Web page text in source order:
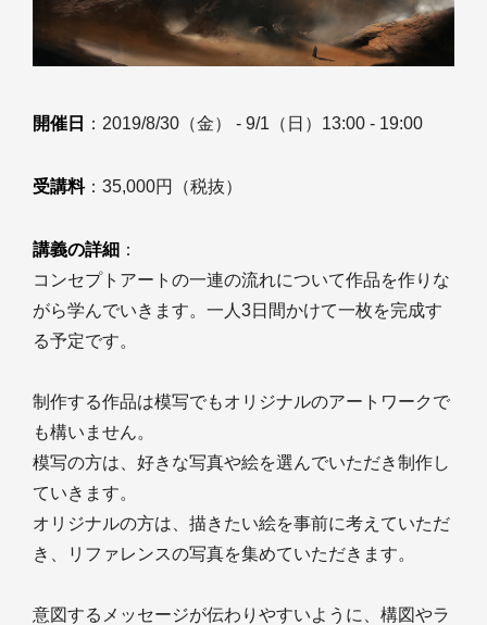
開催日 ：2019/8/30（金） - 9/1（日）13:00 - 19:00
受講料：35,000円（税抜）
講義の詳細 ：
コンセプトアートの一連の流れについて作品を作りな
がら学んでいきます。一人3日間かけて一枚を完成す
る予定です。
制作する作品は模写でもオリジナルのアートワークで
も構いません。
模写の方は、好きな写真や絵を選んでいただき制作し
ていきます。
オリジナルの方は、描きたい絵を事前に考えていただ
き、リファレンスの写真を集めていただきます。
意図するメッセージが伝わりやすいように、構図やラ